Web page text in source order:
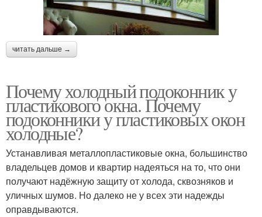
читать дальше →
Почему холодный подоконник у
пластикового окна. Почему
подоконники у пластиковых окон
холодные?
Устанавливая металлопластиковые окна, большинство
владельцев домов и квартир надеяться на то, что они
получают надёжную защиту от холода, сквозняков и
уличных шумов. Но далеко не у всех эти надежды
оправдываются.